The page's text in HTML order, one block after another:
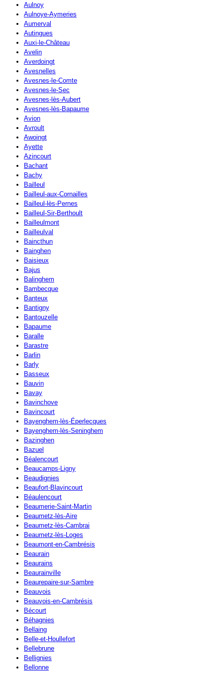
Aulnoy
Aulnoye-Aymeries
Aumerval
Autingues
Auxi-le-Château
Avelin
Averdoingt
Avesnelles
Avesnes-le-Comte
Avesnes-le-Sec
Avesnes-lès-Aubert
Avesnes-lès-Bapaume
Avion
Avroult
Awoingt
Ayette
Azincourt
Bachant
Bachy
Bailleul
Bailleul-aux-Cornailles
Bailleul-lès-Pernes
Bailleul-Sir-Berthoult
Bailleulmont
Bailleulval
Baincthun
Bainghen
Baisieux
Bajus
Balinghem
Bambecque
Banteux
Bantigny
Bantouzelle
Bapaume
Baralle
Barastre
Barlin
Barly
Basseux
Bauvin
Bavay
Bavinchove
Bavincourt
Bayenghem-lès-Éperlecques
Bayenghem-lès-Seninghem
Bazinghen
Bazuel
Béalencourt
Beaucamps-Ligny
Beaudignies
Beaufort-Blavincourt
Béaulencourt
Beaumerie-Saint-Martin
Beaumetz-lès-Aire
Beaumetz-lès-Cambrai
Beaumetz-lès-Loges
Beaumont-en-Cambrésis
Beaurain
Beaurains
Beaurainville
Beaurepaire-sur-Sambre
Beauvois
Beauvois-en-Cambrésis
Bécourt
Béhagnies
Bellaing
Belle-et-Houllefort
Bellebrune
Bellignies
Bellonne